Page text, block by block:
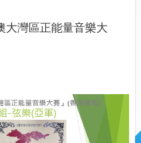
大灣區正能量音樂大